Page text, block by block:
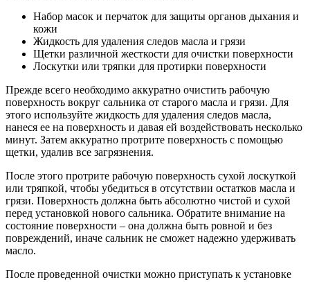
Набор масок и перчаток для защиты органов дыхания и
кожи
Жидкость для удаления следов масла и грязи
Щетки различной жесткости для очистки поверхности
Лоскутки или тряпки для протирки поверхности
Прежде всего необходимо аккуратно очистить рабочую
поверхность вокруг сальника от старого масла и грязи. Для
этого используйте жидкость для удаления следов масла,
нанеся ее на поверхность и давая ей воздействовать несколько
минут. Затем аккуратно протрите поверхность с помощью
щетки, удалив все загрязнения.
После этого протрите рабочую поверхность сухой лоскуткой
или тряпкой, чтобы убедиться в отсутствии остатков масла и
грязи. Поверхность должна быть абсолютно чистой и сухой
перед установкой нового сальника. Обратите внимание на
состояние поверхности – она должна быть ровной и без
повреждений, иначе сальник не сможет надежно удерживать
масло.
После проведенной очистки можно приступать к установке